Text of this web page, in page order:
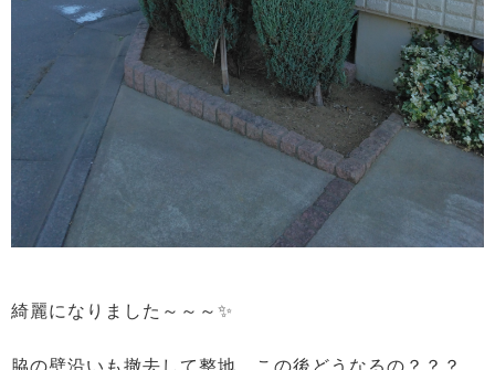
綺麗になりました～～～✨
脇の壁沿いも撤去して整地。この後どうなるの？？？